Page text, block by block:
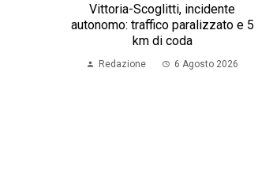
Vittoria-Scoglitti, incidente
autonomo: traffico paralizzato e 5
km di coda
Redazione 6 Agosto 2026